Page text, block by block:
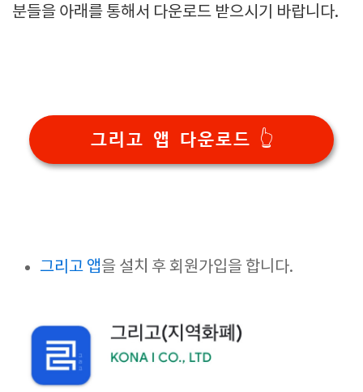
분들을 아래를 통해서 다운로드 받으시기 바랍니다.
그리고 앱 다운로드 👆
그리고 앱을 설치 후 회원가입을 합니다.